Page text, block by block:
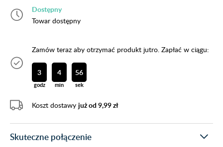
Dostępny
Towar dostępny
Zamów teraz aby otrzymać produkt jutro. Zapłać w ciągu:
3
godz
4
min
55
sek
Koszt dostawy już od 9,99 zł
Skuteczne połączenie